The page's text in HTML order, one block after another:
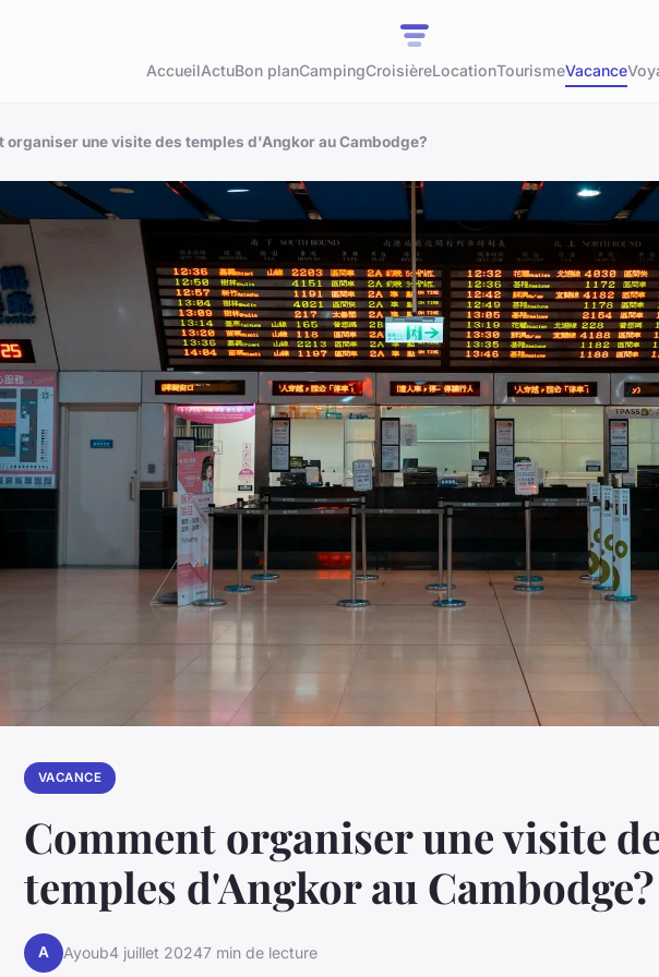
AccueilActuBon planCampingCroisièreLocationTourismeVacance
organiser une visite des temples d'Angkor au Cambodge?
VACANCE
Comment organiser une visite
temples d'Angkor au Cambodge?
A Ayoub4 juillet 20247 min de lecture